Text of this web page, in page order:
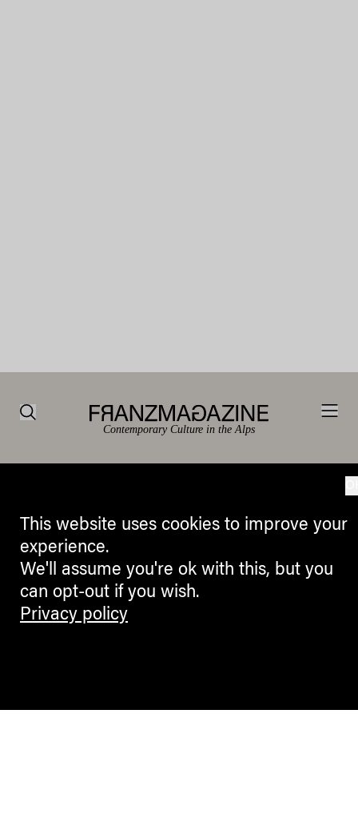
Contemporary Culture in the Alps
This website uses cookies to improve your
experience.
We'll assume you're ok with this, but you
can opt-out if you wish.
Privacy policy